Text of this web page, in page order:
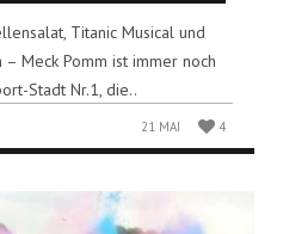
Titanic Musical und
Meck Pomm ist immer noch
Stadt Nr.1, die..
21 MAI 4